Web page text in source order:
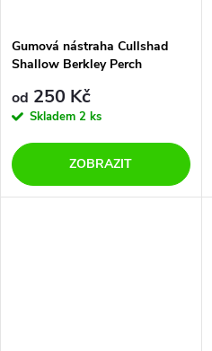
Gumová nástraha Cullshad
Shallow Berkley Perch
od 250 Kč
Skladem 2 ks
ZOBRAZIT